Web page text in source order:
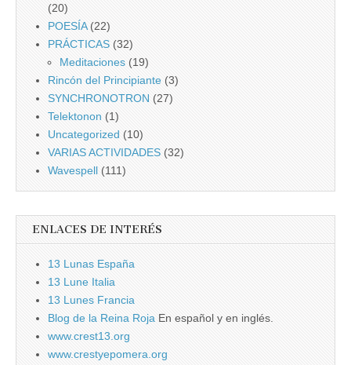
(20)
POESÍA(22)
PRÁCTICAS (32)
Meditaciones (19)
Rincón del Principiante (3)
SYNCHRONOTRON (27)
Telektonon (1)
Uncategorized (10)
VARIAS ACTIVIDADES (32)
Wavespell (111)
ENLACES DE INTERÉS
13 Lunas España
13 Lune Italia
13 Lunes Francia
Blog de la Reina Roja En español y en inglés.
www.crest13.org
www.crestyepomera.org